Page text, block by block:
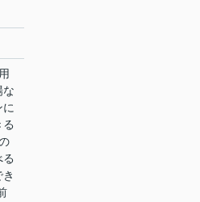
な